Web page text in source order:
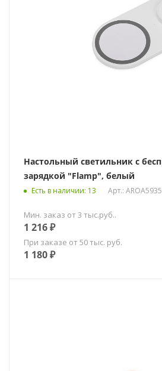
Настольный светильник с
зарядкой "Flamp", белый
Есть в наличии: 13 Арт.:
Мин. заказ от 3 тыс.руб..
1 216₽
При заказе от 50 тыс. руб.
1 180₽